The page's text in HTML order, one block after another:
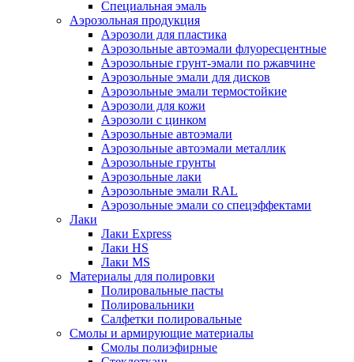
Специальная эмаль
Аэрозольная продукция
Аэрозоли для пластика
Аэрозольные автоэмали флуоресцентные
Аэрозольные грунт-эмали по ржавчине
Аэрозольные эмали для дисков
Аэрозольные эмали термостойкие
Аэрозоли для кожи
Аэрозоли с цинком
Аэрозольные автоэмали
Аэрозольные автоэмали металлик
Аэрозольные грунты
Аэрозольные лаки
Аэрозольные эмали RAL
Аэрозольные эмали со спецэффектами
Лаки
Лаки Express
Лаки HS
Лаки MS
Материалы для полировки
Полировальные пасты
Полировальники
Салфетки полировальные
Смолы и армирующие материалы
Смолы полиэфирные